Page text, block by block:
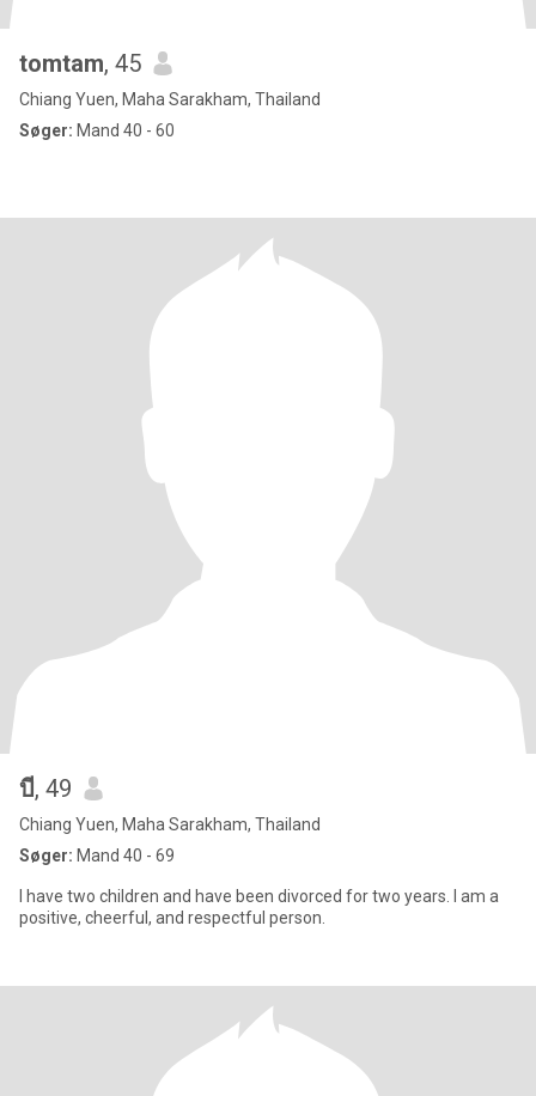
tomtam, 45
Chiang Yuen, Maha Sarakham, Thailand
Søger: Mand 40 - 60
บี, 49
Chiang Yuen, Maha Sarakham, Thailand
Søger: Mand 40 - 69
I have two children and have been divorced for two years. I am a
positive, cheerful, and respectful person.